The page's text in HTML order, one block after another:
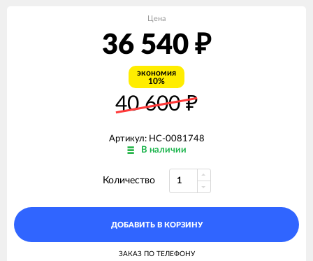
Цена
36 540 ₽
экономия
10%
40 600₽
Артикул: НС-0081748
В наличии
Количество
ДОБАВИТЬ В КОРЗИНУ
ЗАКАЗ ПО ТЕЛЕФОНУ